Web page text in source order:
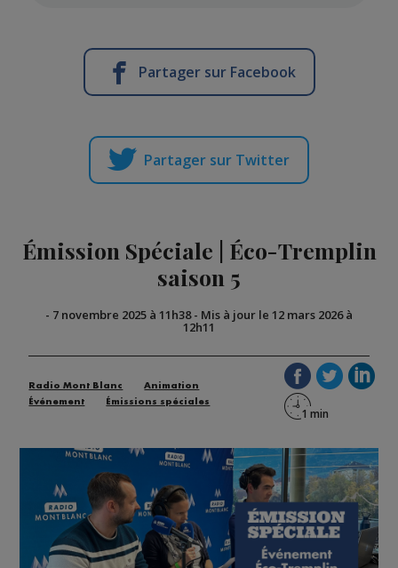
Partager sur Facebook
Partager sur Twitter
Émission Spéciale | Éco-Tremplin
saison 5
- 7 novembre 2025 à 11h38- Mis à jour le 12 mars 2026 à
12h11
Radio Mont Blanc
Animation
Événement
Émissions spéciales